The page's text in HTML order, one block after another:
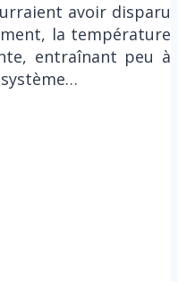
avoir disparu
la température
entraînant peu à